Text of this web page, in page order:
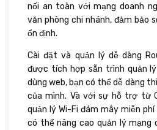
nối an toàn với mạng doanh
văn phòng chi nhánh, đảm bảo
ổn định.
Cài đặt và quản lý dễ dàng
được tích hợp sẵn trình quản
dùng web, bạn có thể dễ dàng
của mình. Và với sự hỗ trợ từ
quản lý Wi-Fi đám mây miễn
có thể nâng cao quản lý